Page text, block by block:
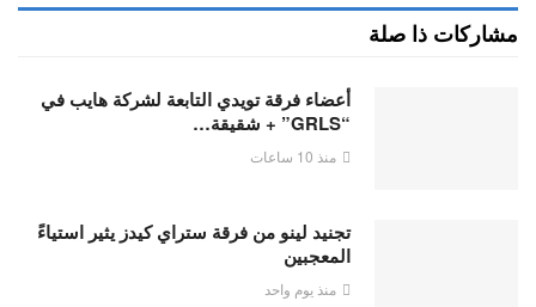
مشاركات ذا صلة
أعضاء فرقة تويدي التابعة لشركة هايب في
“GRLS” + شقيقة…
منذ 10 ساعات
تجنيد لينو من فرقة ستراي كيدز يثير استياءً
المعجبين
منذ يوم واحد